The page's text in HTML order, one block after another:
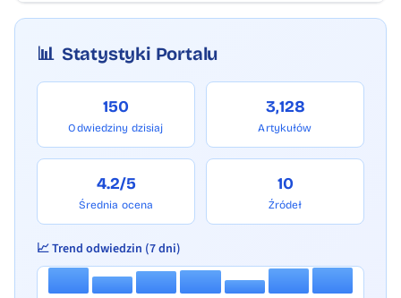
📊 Statystyki Portalu
150
Odwiedziny dzisiaj
3,128
Artykułów
4.2/5
Średnia ocena
10
Źródeł
📈 Trend odwiedzin (7 dni)